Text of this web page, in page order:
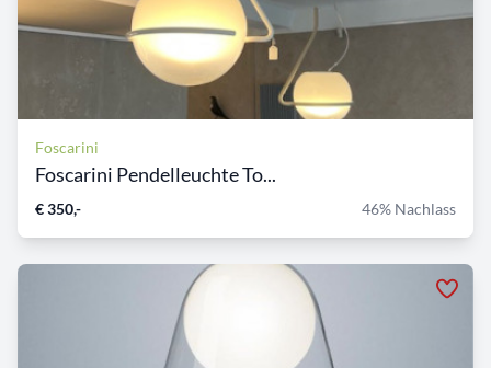
Foscarini
Foscarini Pendelleuchte To...
€ 350,- 46% Nachlass